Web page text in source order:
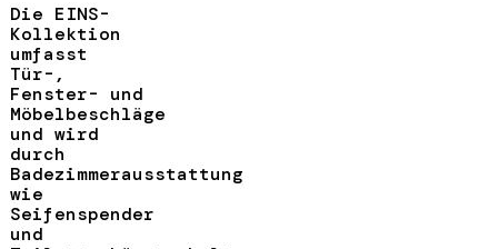
Die EINS-
Kollektion
umfasst
Tür-,
Fenster- und
Möbelbeschläge
und wird
durch
Badezimmerausstattung
wie
Seifenspender
und